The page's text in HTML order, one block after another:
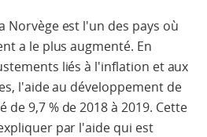
Norvège est l'un des pays où
a le plus augmenté. En
liés à l'inflation et aux
l'aide au développement de
de 9,7 % de 2018 à 2019. Cette
par l'aide qui est